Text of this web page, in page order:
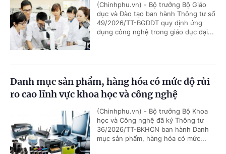
(Chinhphu.vn) - Bộ trưởng Bộ Giáo
dục và Đào tạo ban hành Thông tư số
49/2026/TT-BGDĐT quy định ứng
dụng công nghệ trong giáo dục đại...
Danh mục sản phẩm, hàng hóa có mức độ rủi
ro cao lĩnh vực khoa học và công nghệ
(Chinhphu.vn) - Bộ trưởng Bộ Khoa
học và Công nghệ đã ký Thông tư
36/2026/TT-BKHCN ban hành Danh
mục sản phẩm, hàng hóa có mức...